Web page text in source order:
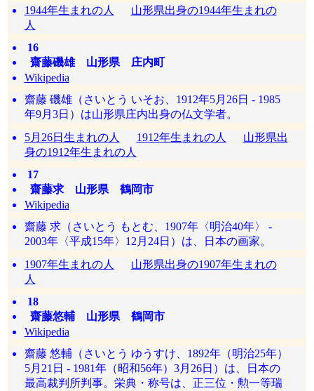
1944年生まれの人
山形県出身の1944年生まれの
人
16
齋藤磯雄 山形県 庄内町
Wikipedia
齋藤 磯雄（さいとう いそお、1912年5月26日 - 1985
年9月3日）は山形県庄内出身の仏文学者。
5月26日生まれの人
1912年生まれの人
山形県出
身の1912年生まれの人
17
齋藤求 山形県 鶴岡市
Wikipedia
齋藤 求（さいとう もとむ、1907年〈明治40年〉 -
2003年〈平成15年〉12月24日）は、日本の画家。
1907年生まれの人
山形県出身の1907年生まれの
人
18
齋藤悠輔 山形県 鶴岡市
Wikipedia
齋藤 悠輔（さいとう ゆうすけ、1892年（明治25年）
5月21日 - 1981年（昭和56年）3月26日）は、日本の
最高裁判所判事。栄典・称号は、正三位・勲一等瑞